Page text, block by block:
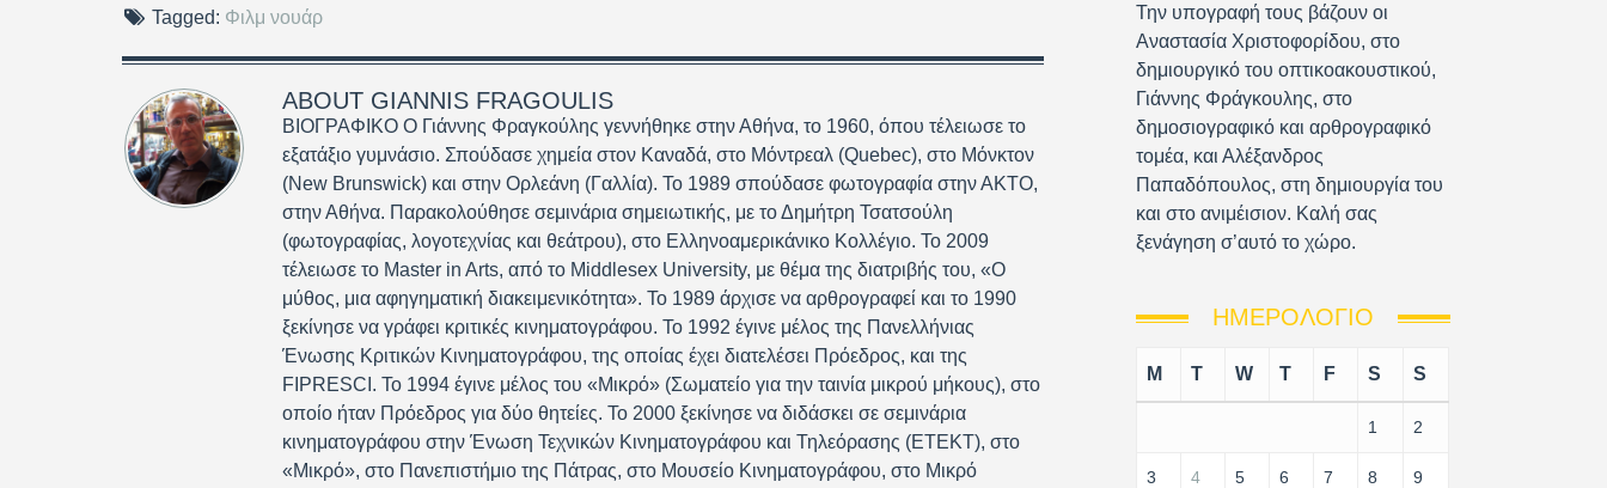
Tagged: Φιλμ νουάρ
ABOUT GIANNIS FRAGOULIS
ΒΙΟΓΡΑΦΙΚΟ Ο Γιάννης Φραγκούλης γεννήθηκε στην Αθήνα, το 1960, όπου τέλειωσε το
εξατάξιο γυμνάσιο. Σπούδασε χημεία στον Καναδά, στο Μόντρεαλ (Quebec), στο Μόνκτον
(New Brunswick) και στην Ορλεάνη (Γαλλία). Το 1989 σπούδασε φωτογραφία στην ΑΚΤΟ,
στην Αθήνα. Παρακολούθησε σεμινάρια σημειωτικής, με το Δημήτρη Τσατσούλη
(φωτογραφίας, λογοτεχνίας και θεάτρου), στο Ελληνοαμερικάνικο Κολλέγιο. Το 2009
τέλειωσε το Master in Arts, από το Middlesex University, με θέμα της διατριβής του, «Ο
μύθος, μια αφηγηματική διακειμενικότητα». Το 1989 άρχισε να αρθρογραφεί και το 1990
ξεκίνησε να γράφει κριτικές κινηματογράφου. Το 1992 έγινε μέλος της Πανελλήνιας
Ένωσης Κριτικών Κινηματογράφου, της οποίας έχει διατελέσει Πρόεδρος, και της
FIPRESCI. Το 1994 έγινε μέλος του «Μικρό» (Σωματείο για την ταινία μικρού μήκους), στο
οποίο ήταν Πρόεδρος για δύο θητείες. Το 2000 ξεκίνησε να διδάσκει σε σεμινάρια
κινηματογράφου στην Ένωση Τεχνικών Κινηματογράφου και Τηλεόρασης (ΕΤΕΚΤ), στο
«Μικρό», στο Πανεπιστήμιο της Πάτρας, στο Μουσείο Κινηματογράφου, στο Μικρό
Την υπογραφή τους βάζουν οι
Αναστασία Χριστοφορίδου, στο
δημιουργικό του οπτικοακουστικού,
Γιάννης Φράγκουλης, στο
δημοσιογραφικό και αρθρογραφικό
τομέα, και Αλέξανδρος
Παπαδόπουλος, στη δημιουργία του
και στο ανιμέισιον. Καλή σας
ξενάγηση σ’αυτό το χώρο.
ΗΜΕΡΟΛΌΓΙΟ
M T W T F S S
1 2
3 4 5 6 7 8 9